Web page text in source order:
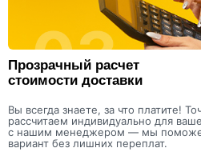
Прозрачный расчет
стоимости доставки
Вы всегда знаете, за что платите!
рассчитаем индивидуально для
с нашим менеджером — мы
вариант без лишних переплат.